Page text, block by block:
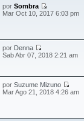
porSombra
Mar Oct 10, 2017 6:03 pm
por Denna
Sab Abr 07, 2018 2:21 am
porSuzume Mizuno
Mar Ago 21, 2018 4:26 am